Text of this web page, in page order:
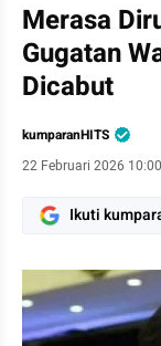
Merasa
Gugatan
Dicabut
kumparanHITS
22 Februari 2026
Ikuti